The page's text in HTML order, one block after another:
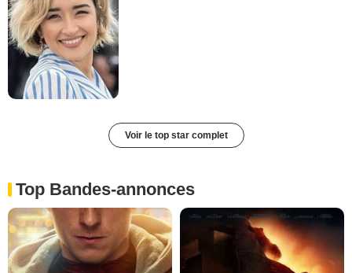
Voir le top star complet
Top Bandes-annonces